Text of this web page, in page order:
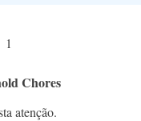
1
Chores
atenção.